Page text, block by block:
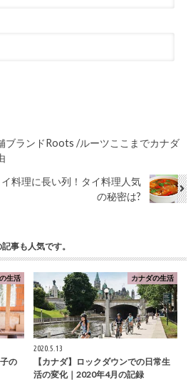
ブランドRoots /ルーツここまでカナダ
料理に長い列！タイ料理人気
の秘密は?
事も人気です。
生活
の
カナダの生活
2020.5.13
【カナダ】ロックダウンでの日常生
活の変化｜2020年4月の記録